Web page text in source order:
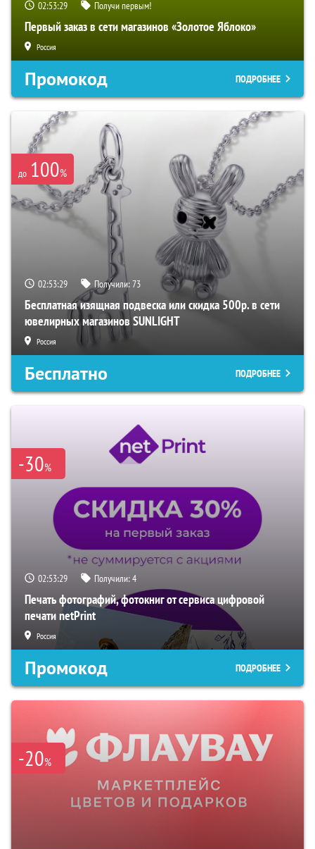
02:53:28 Получи первым!
Первый заказ в сети магазинов «Золотое Яблоко»
Россия
Промокод ПОДРОБНЕЕ
до 100%
02:53:28 Получили:73
Бесплатная изящная подвеска или скидка 500р. в сети
ювелирных магазинов SUNLIGHT
Россия
Бесплатно ПОДРОБНЕЕ
-30%
02:53:28 Получили:4
Печать фотографий, фотокниг от сервиса цифровой
печати netPrint
Россия
Промокод ПОДРОБНЕЕ
-20%